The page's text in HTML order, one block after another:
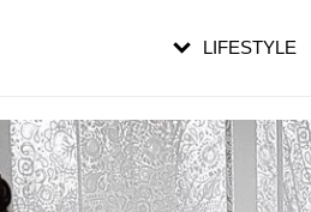
LIFESTYLE
pe măsură ce înaintezi în vârstă